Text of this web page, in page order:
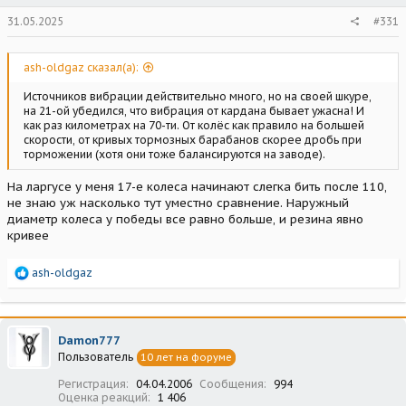
31.05.2025 #331
ash-oldgaz сказал(а):
Источников вибрации действительно много, но на своей шкуре,
на 21-ой убедился, что вибрация от кардана бывает ужасна! И
как раз километрах на 70-ти. От колёс как правило на большей
скорости, от кривых тормозных барабанов скорее дробь при
торможении (хотя они тоже балансируются на заводе).
На ларгусе у меня 17-е колеса начинают слегка бить после 110,
не знаю уж насколько тут уместно сравнение. Наружный
диаметр колеса у победы все равно больше, и резина явно
кривее
Р
а
к
ц
и
и
ash-oldgaz
Damon777
Пользователь 10 лет на форуме
Регистрация 04.04.2006 Сообщения
994
Оценка реакций
1 406